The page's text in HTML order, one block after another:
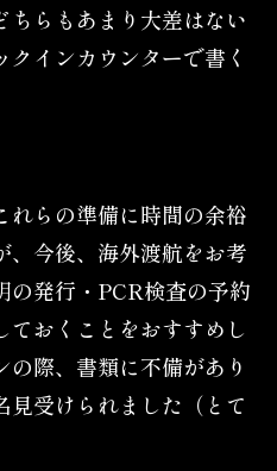
ちらもあまり大差はない
インカウンターで書く
れらの準備に時間の余裕
、今後、海外渡航をお考
の発行・PCR検査の予約
ておくことをおすすめし
の際、書類に不備があり
受けられました（とて